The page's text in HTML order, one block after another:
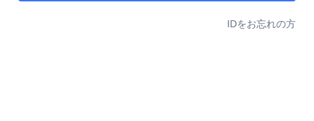
IDをお忘れの方